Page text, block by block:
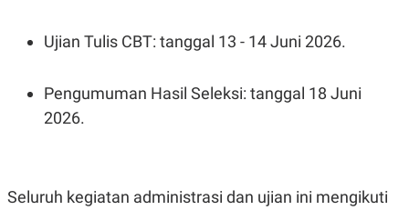
Ujian Tulis CBT: tanggal 13 - 14 Juni 2026.
Pengumuman Hasil Seleksi: tanggal 18 Juni
2026.
Seluruh kegiatan administrasi dan ujian ini mengikuti